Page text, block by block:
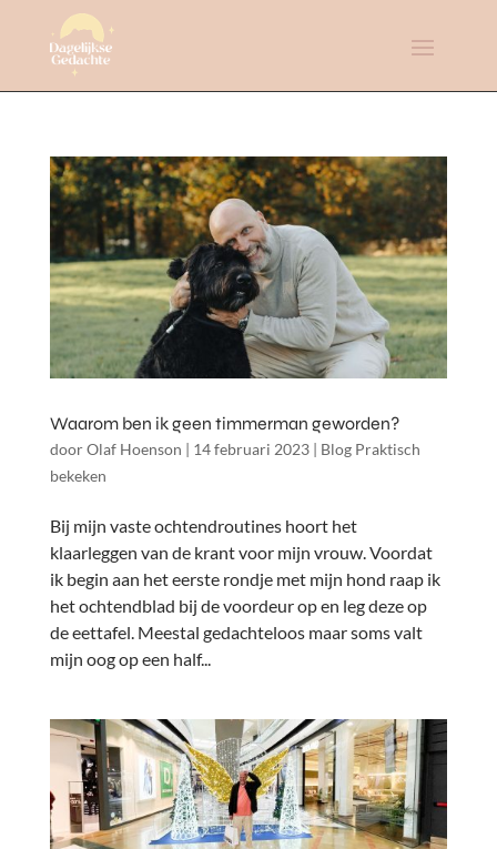
Waarom ben ik geen timmerman geworden?
doorOlaf Hoenson | 14 februari 2023| Blog Praktisch
bekeken
Bij mijn vaste ochtendroutines hoort het
klaarleggen van de krant voor mijn vrouw. Voordat
ik begin aan het eerste rondje met mijn hond raap ik
het ochtendblad bij de voordeur op en leg deze op
de eettafel. Meestal gedachteloos maar soms valt
mijn oog op een half...